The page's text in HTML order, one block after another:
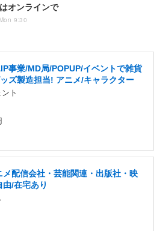
オンラインで
9:30
事業/MD局/POPUP/イベントで雑貨
ズ製造担当! アニメ/キャラクター
ト
配信会社・芸能関連・出版社・映
/在宅あり